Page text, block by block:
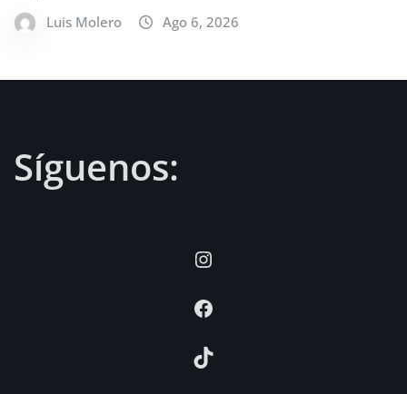
Luis Molero Ago 6, 2026
Síguenos:
Instagram
Facebook
TikTok